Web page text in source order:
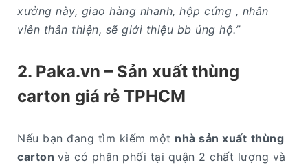
xưởng này, giao hàng nhanh, hộp cứng , nhân
viên thân thiện, sẽ giới thiệu bb ủng hộ.”
2. Paka.vn – Sản xuất thùng
carton giá rẻ TPHCM
Nếu bạn đang tìm kiếm một nhà sản xuất thùng
carton và có phân phối tại quận 2 chất lượng và